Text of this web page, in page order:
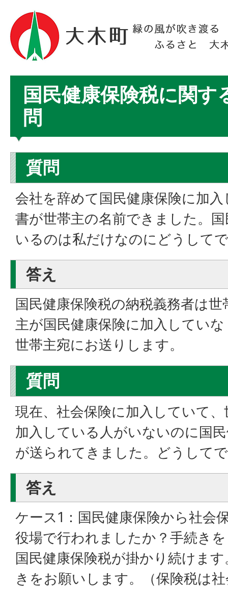
国民健康保険税に関す
問
質問
会社を辞めて国民健康保険に加
書が世帯主の名前できました。
いるのは私だけなのにどうして
答え
国民健康保険税の納税義務者は
主が国民健康保険に加入してい
世帯主宛にお送りします。
質問
現在、社会保険に加入していて
加入している人がいないのに国
が送られてきました。どうして
答え
ケース1：国民健康保険から社会
役場で行われましたか？手続き
国民健康保険税が掛かり続けま
きをお願いします。（保険税は